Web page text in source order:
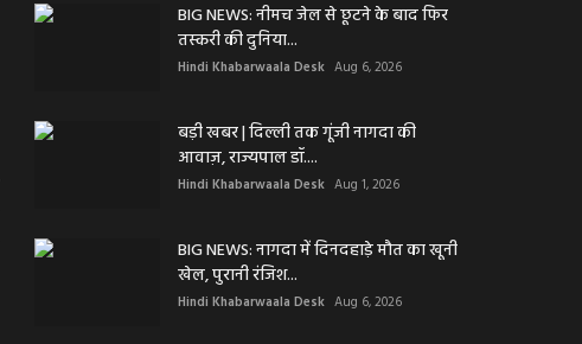
BIG NEWS: नीमच जेल से छूटने के बाद फिर
तस्करी की दुनिया...
Hindi Khabarwaala Desk Aug 6, 2026
बड़ी खबर | दिल्ली तक गूंजी नागदा की
आवाज़, राज्यपाल डॉ....
Hindi Khabarwaala Desk Aug 1, 2026
BIG NEWS: नागदा में दिनदहाड़े मौत का खूनी
खेल, पुरानी रंजिश...
Hindi Khabarwaala Desk Aug 6, 2026